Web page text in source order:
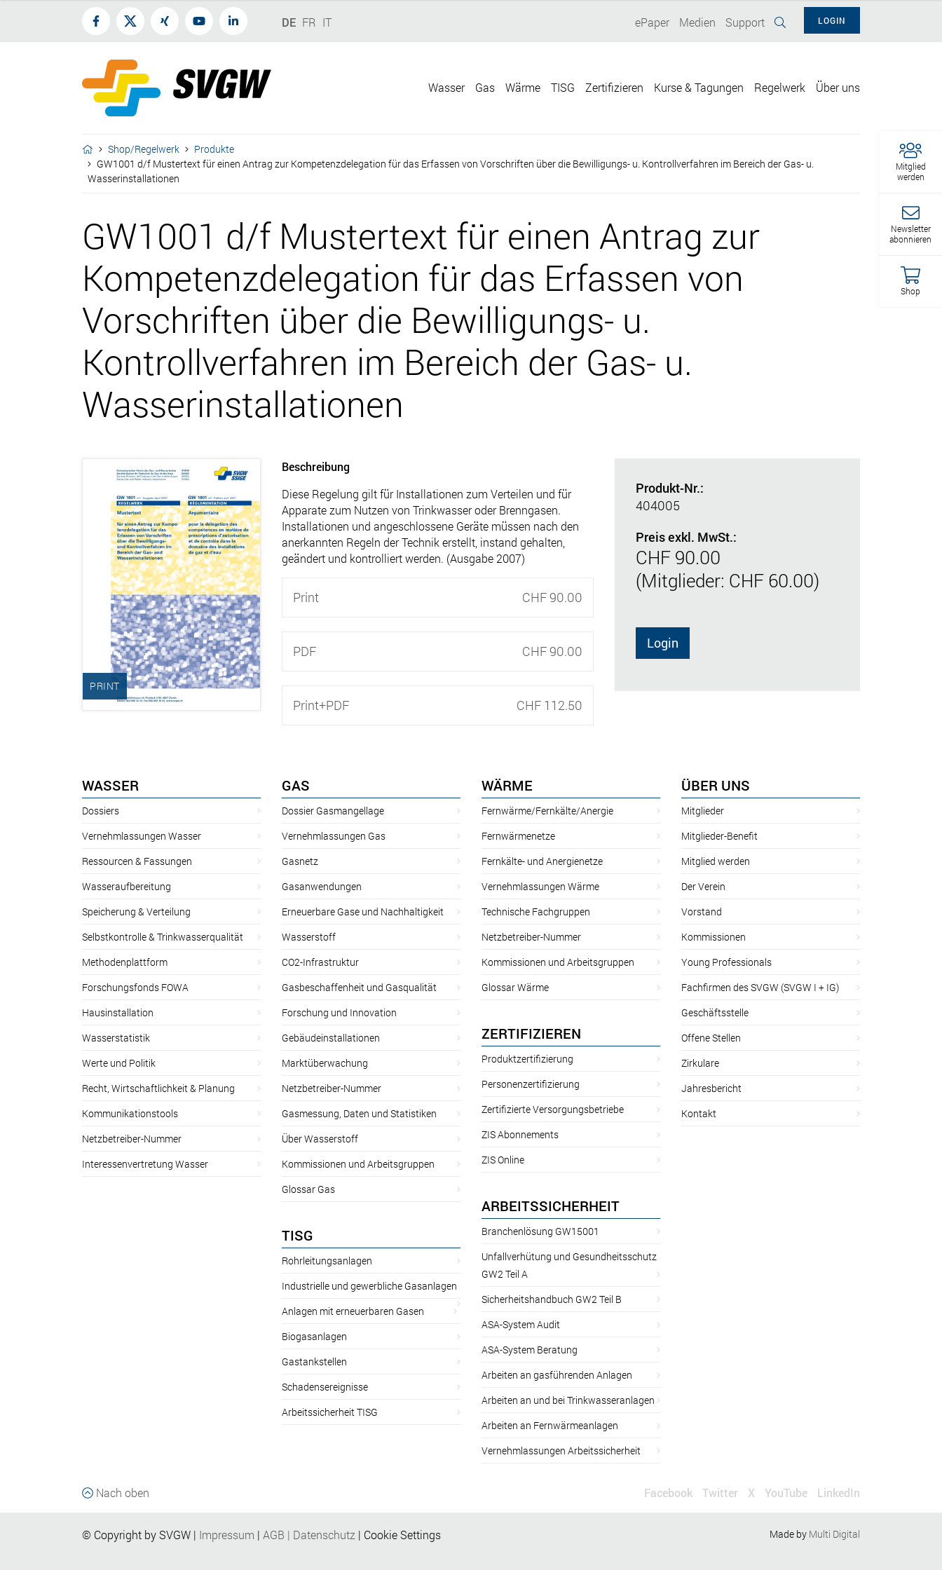
Mitglied
werden
Newsletter
abonnieren
Shop
DE FR IT LOGIN
ePaper Medien Support
Wasser Gas Wärme TISG Zertifizieren Kurse & Tagungen Regelwerk Über uns
Shop/Regelwerk
Produkte
GW1001 d/f Mustertext für einen Antrag zur Kompetenzdelegation für das Erfassen von Vorschriften über die Bewilligungs- u. Kontrollverfahren im Bereich der Gas- u.
Wasserinstallationen
GW1001 d/f Mustertext für einen Antrag zur
Kompetenzdelegation für das Erfassen von
Vorschriften über die Bewilligungs- u.
Kontrollverfahren im Bereich der Gas- u.
Wasserinstallationen
PRINT
Beschreibung
Diese Regelung gilt für Installationen zum Verteilen und für
Apparate zum Nutzen von Trinkwasser oder Brenngasen.
Installationen und angeschlossene Geräte müssen nach den
anerkannten Regeln der Technik erstellt, instand gehalten,
geändert und kontrolliert werden. (Ausgabe 2007)
Print CHF 90.00
PDF CHF 90.00
Print+PDF CHF 112.50
Produkt-Nr.:
404005
Preis exkl. MwSt.:
CHF 90.00
(Mitglieder: CHF 60.00)
Login
WASSER
Dossiers
Vernehmlassungen Wasser
Ressourcen & Fassungen
Wasseraufbereitung
Speicherung & Verteilung
Selbstkontrolle & Trinkwasserqualität
Methodenplattform
Forschungsfonds FOWA
Hausinstallation
Wasserstatistik
Werte und Politik
Recht, Wirtschaftlichkeit & Planung
Kommunikationstools
Netzbetreiber-Nummer
Interessenvertretung Wasser
GAS
Dossier Gasmangellage
Vernehmlassungen Gas
Gasnetz
Gasanwendungen
Erneuerbare Gase und Nachhaltigkeit
Wasserstoff
CO2-Infrastruktur
Gasbeschaffenheit und Gasqualität
Forschung und Innovation
Gebäudeinstallationen
Marktüberwachung
Netzbetreiber-Nummer
Gasmessung, Daten und Statistiken
Über Wasserstoff
Kommissionen und Arbeitsgruppen
Glossar Gas
TISG
Rohrleitungsanlagen
Industrielle und gewerbliche Gasanlagen
Anlagen mit erneuerbaren Gasen
Biogasanlagen
Gastankstellen
Schadensereignisse
Arbeitssicherheit TISG
WÄRME
Fernwärme/Fernkälte/Anergie
Fernwärmenetze
Fernkälte- und Anergienetze
Vernehmlassungen Wärme
Technische Fachgruppen
Netzbetreiber-Nummer
Kommissionen und Arbeitsgruppen
Glossar Wärme
ZERTIFIZIEREN
Produktzertifizierung
Personenzertifizierung
Zertifizierte Versorgungsbetriebe
ZIS Abonnements
ZIS Online
ARBEITSSICHERHEIT
Branchenlösung GW15001
Unfallverhütung und Gesundheitsschutz
GW2 Teil A
Sicherheitshandbuch GW2 Teil B
ASA-System Audit
ASA-System Beratung
Arbeiten an gasführenden Anlagen
Arbeiten an und bei Trinkwasseranlagen
Arbeiten an Fernwärmeanlagen
Vernehmlassungen Arbeitssicherheit
ÜBER UNS
Mitglieder
Mitglieder-Benefit
Mitglied werden
Der Verein
Vorstand
Kommissionen
Young Professionals
Fachfirmen des SVGW (SVGW I + IG)
Geschäftsstelle
Offene Stellen
Zirkulare
Jahresbericht
Kontakt
Nach oben Facebook Twitter X YouTube LinkedIn
© Copyright by SVGW | Impressum | AGB | Datenschutz | Cookie Settings Made by Multi Digital